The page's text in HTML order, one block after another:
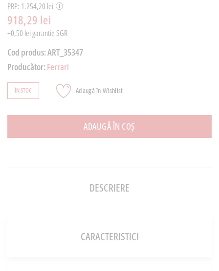
PRP: 1.254,20 lei
918,29 lei
+0,50 lei garantie SGR
Cod produs:ART_35347
Producător: Ferrari
ÎN STOC Adaugă în Wishlist
ADAUGĂ ÎN COȘ
DESCRIERE
CARACTERISTICI